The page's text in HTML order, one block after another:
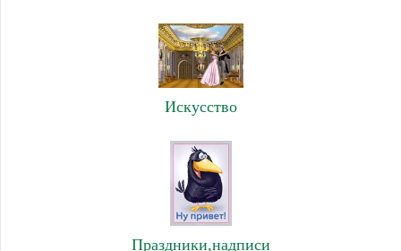
Искусство
Праздники,надписи